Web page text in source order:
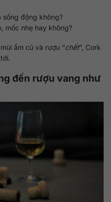
sống động không?
mốc nhẹ hay không?
ẩm cũ và rượu “chết”, Cork
đến rượu vang như